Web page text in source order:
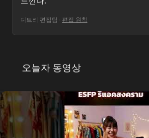
디트리 편집팀 · 편집 원칙
오늘자 동영상